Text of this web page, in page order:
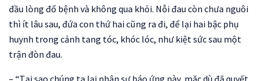
đầu lòng đổ bệnh và không qua khỏi. Nỗi đau còn chưa nguôi
thì ít lâu sau, đứa con thứ hai cũng ra đi, để lại hai bậc phụ
huynh trong cảnh tang tóc, khóc lóc, như kiệt sức sau một
trận đòn đau.
– “Tại sao chúng ta lại nhận sự báo ứng này, mặc dù đã quyết